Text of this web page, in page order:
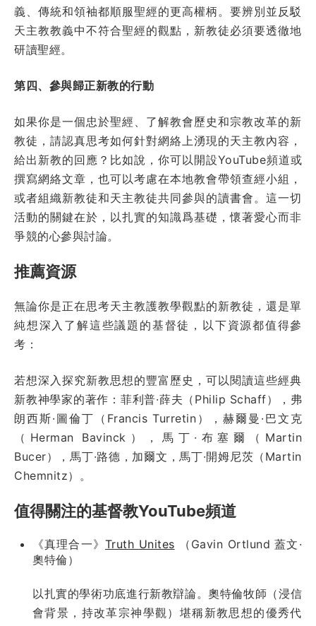
義、傳統和領袖都順服聖經的更高權柄。要辨別並反駁
天主教教義中不符合聖經的觀點，新教徒必須要透徹地
研讀聖經。
第四、參與歸正新教的行動
如果你是一個忠於聖經、了解教會歷史和宗教改革的新
教徒，請認真思考如何針對網絡上湧現的天主教內容，
給出新教的回應？比如說，你可以開設YouTube頻道或
撰寫網絡文章，也可以考慮在本地教會帶領查經小組，
或者組織新教徒和天主教徒共同參與的讀書會。這一切
活動的關鍵在於，以扎實的知識爲基礎，懷著愛心而非
爭競的心參與討論。
推薦資源
無論你是正在思考天主教護教學觀點的新教徒，還是單
純想深入了解這些議題的基督徒，以下資源都值得參
考：
若想深入探究新教思想的豐富歷史，可以閱讀這些經典
新教神學家的著作：菲利普·薛夫（Philip Schaff），弗
朗西斯·圖倫丁（Francis Turretin），赫爾曼·巴文克
（Herman Bavinck），馬丁·布塞爾（Martin
Bucer），馬丁·路德，加爾文，馬丁·開姆尼茨（Martin
Chemnitz）。
值得關注的基督教YouTube頻道
《真理合一》 Truth Unites （Gavin Ortlund 蓋文·
奧特倫）
以扎實的學術功底進行新教辯論。奧特倫牧師（浸信
會背景，持改革宗神學觀）堪稱新教思想的優秀代